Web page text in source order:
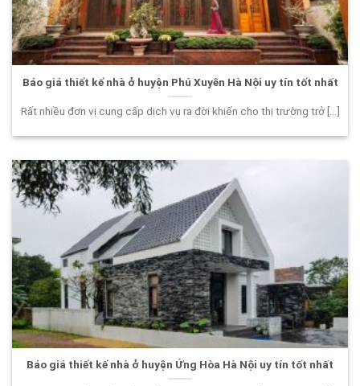
Báo giá thiết kế nhà ở huyện Phú Xuyên Hà Nội uy tín tốt nhất
Rất nhiều đơn vị cung cấp dịch vụ ra đời khiến cho thị trường trở [...]
Báo giá thiết kế nhà ở huyện Ứng Hòa Hà Nội uy tín tốt nhất